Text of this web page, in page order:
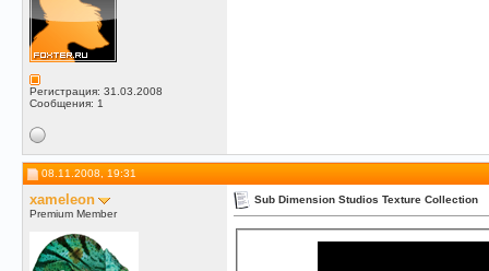
Регистрация: 31.03.2008
Сообщения: 1
08.11.2008, 19:31
xameleon
Premium Member
Sub Dimension Studios Texture Collection